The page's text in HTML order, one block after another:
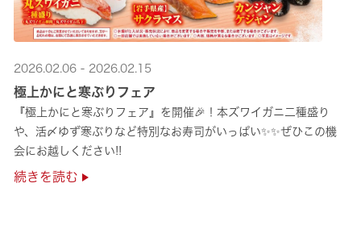
2026.02.06 - 2026.02.15
極上かにと寒ぶりフェア
『極上かにと寒ぶりフェア』を開催🎉！本ズワイガニ二種盛り
や、活〆ゆず寒ぶりなど特別なお寿司がいっぱい✨✨ぜひこの機
会にお越しください!!
続きを読む